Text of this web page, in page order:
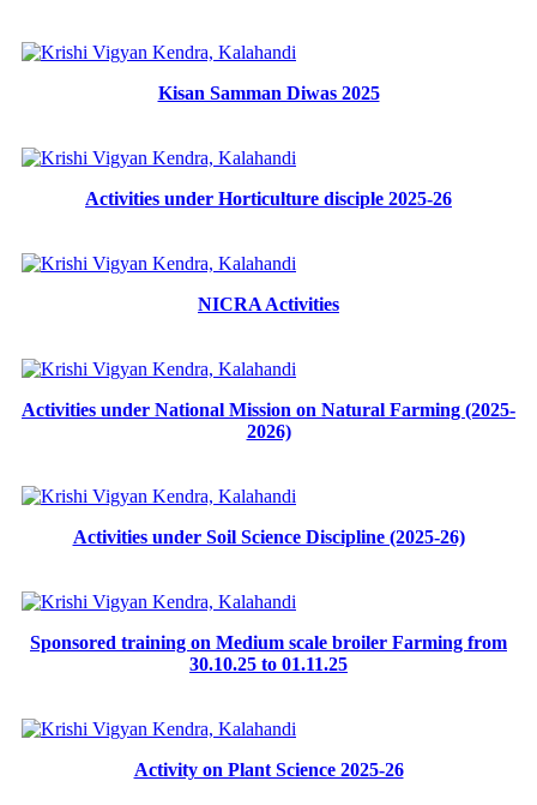
Kisan Samman Diwas 2025
Activities under Horticulture disciple 2025-26
NICRA Activities
Activities under National Mission on Natural Farming (2025-
2026)
Activities under Soil Science Discipline (2025-26)
Sponsored training on Medium scale broiler Farming from
30.10.25 to 01.11.25
Activity on Plant Science 2025-26